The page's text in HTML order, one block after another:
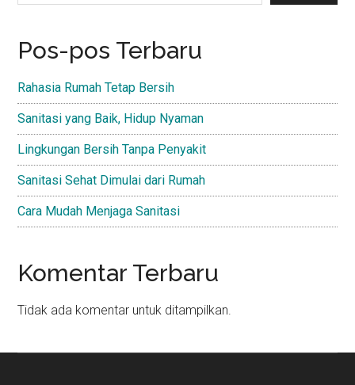
Pos-pos Terbaru
Rahasia Rumah Tetap Bersih
Sanitasi yang Baik, Hidup Nyaman
Lingkungan Bersih Tanpa Penyakit
Sanitasi Sehat Dimulai dari Rumah
Cara Mudah Menjaga Sanitasi
Komentar Terbaru
Tidak ada komentar untuk ditampilkan.